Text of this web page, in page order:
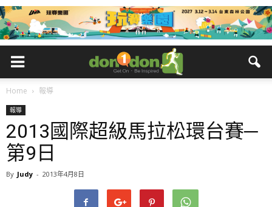
Home 報導
報導
2013國際超級馬拉松環台賽─
第9日
By Judy - 2013年4月8日